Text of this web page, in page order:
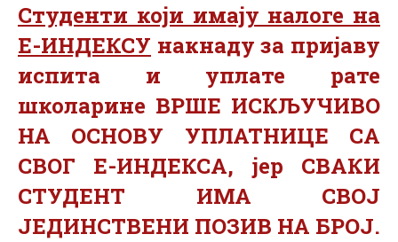
Студенти који имају налоге на
Е-ИНДЕКСУ накнаду за пријаву
испита и уплате рате
школарине ВРШЕ ИСКЉУЧИВО
НА ОСНОВУ УПЛАТНИЦЕ СА
СВОГ Е-ИНДЕКСА, јер СВАКИ
СТУДЕНТ ИМА СВОЈ
ЈЕДИНСТВЕНИ ПОЗИВ НА БРОЈ.